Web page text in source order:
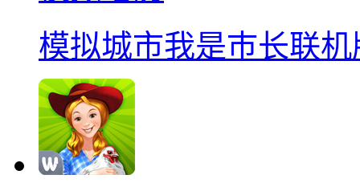
模拟城市我是巿长联机